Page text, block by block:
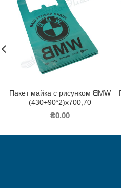
Пакет майка с рисунком ᗺMW
(430+90*2)х700,70
₴0.00